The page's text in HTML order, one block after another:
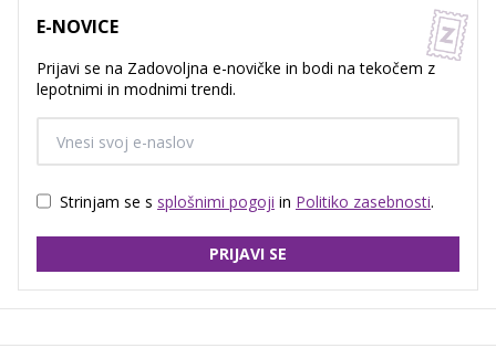
E-NOVICE
Prijavi se na Zadovoljna e-novičke in bodi na tekočem z
lepotnimi in modnimi trendi.
Strinjam se s splošnimi pogoji in Politiko zasebnosti.
PRIJAVI SE